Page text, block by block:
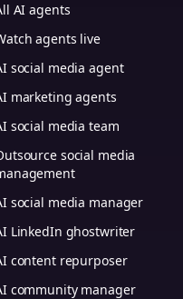
AI agents
agents live
social media agent
marketing agents
social media team
social media
social media manager
LinkedIn ghostwriter
content repurposer
community manager